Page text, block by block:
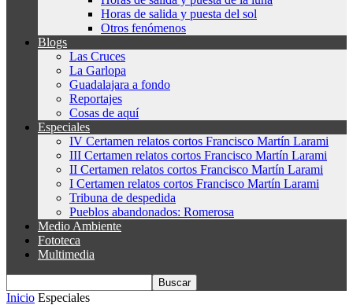
Horas de salida y puesta del sol
Otros fenómenos
Blogs
Las Cruces
La Garlopa
Guadalajara a fondo
Reportajes
Cosas de aquí
Especiales
IV Certamen relatos cortos Francisco Martín Larami
III Certamen relatos cortos Francisco Martín Larami
II Certamen relatos cortos Francisco Martín Larami
I Certamen relatos cortos Francisco Martín Larami
Tribuna de despedida
Pueblos abandonados: Romerosa
Medio Ambiente
Fototeca
Multimedia
Inicio Especiales